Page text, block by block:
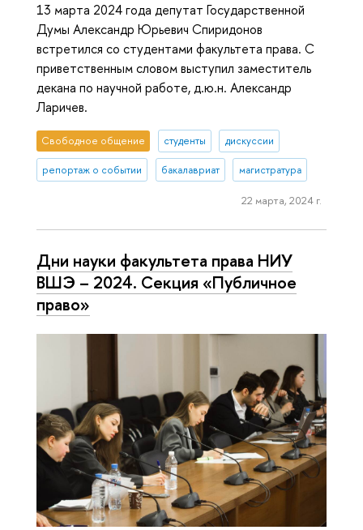
13 марта 2024 года депутат Государственной
Думы Александр Юрьевич Спиридонов
встретился со студентами факультета права. С
приветственным словом выступил заместитель
декана по научной работе, д.ю.н. Александр
Ларичев.
Свободное общение студенты дискуссии
репортаж о событии бакалавриат магистратура
22 марта, 2024 г.
Дни науки факультета права НИУ
ВШЭ – 2024. Секция «Публичное
право»